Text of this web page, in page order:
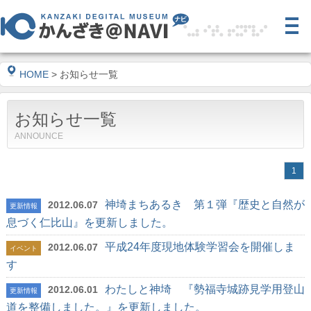
HOME > お知らせ一覧
お知らせ一覧
ANNOUNCE
1
更新情報 2012.06.07
神埼まちあるき 第１弾『歴史と自然が
息づく仁比山』を更新しました。
イベント 2012.06.07
平成24年度現地体験学習会を開催しま
す
更新情報 2012.06.01
わたしと神埼 『勢福寺城跡見学用登山
道を整備しました。』を更新しました。